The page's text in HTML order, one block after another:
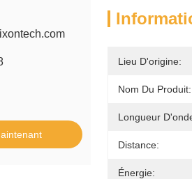
Lieu D'origine:
Nom Du Produit:
Longueur
Distance:
Énergie: